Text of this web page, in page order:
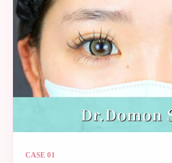
CASE 01